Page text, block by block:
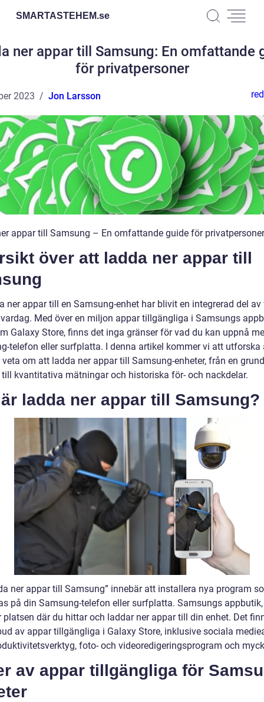
SMARTASTEHEM.se
ner appar till Samsung: En omfattande
för privatpersoner
2023 Jon Larsson
appar till Samsung – En omfattande guide för privatpersoner
över att ladda ner appar till
ner appar till en Samsung-enhet har blivit en integrerad del av
Med över en miljon appar tillgängliga i Samsungs
Galaxy Store, finns det inga gränser för vad du kan uppnå
telefon eller surfplatta. I denna artikel kommer vi att utforska
veta om att ladda ner appar till Samsung-enheter, från en
kvantitativa mätningar och historiska för- och nackdelar.
ladda ner appar till Samsung?
ner appar till Samsung” innebär att installera nya program
på din Samsung-telefon eller surfplatta. Samsungs
platsen där du hittar och laddar ner appar till din enhet. Det
av appar tillgängliga i Galaxy Store, inklusive sociala
foto- och videoredigeringsprogram och
av appar tillgängliga för